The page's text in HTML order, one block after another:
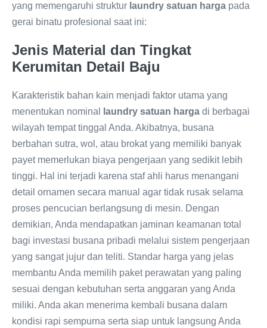
yang memengaruhi struktur laundry satuan harga pada
gerai binatu profesional saat ini:
Jenis Material dan Tingkat
Kerumitan Detail Baju
Karakteristik bahan kain menjadi faktor utama yang
menentukan nominal
laundry satuan harga di berbagai
wilayah tempat tinggal Anda. Akibatnya, busana
berbahan sutra, wol, atau brokat yang memiliki banyak
payet memerlukan biaya pengerjaan yang sedikit lebih
tinggi. Hal ini terjadi karena staf ahli harus menangani
detail ornamen secara manual agar tidak rusak selama
proses pencucian berlangsung di mesin. Dengan
demikian, Anda mendapatkan jaminan keamanan total
bagi investasi busana pribadi melalui sistem pengerjaan
yang sangat jujur dan teliti. Standar harga yang jelas
membantu Anda memilih paket perawatan yang paling
sesuai dengan kebutuhan serta anggaran yang Anda
miliki. Anda akan menerima kembali busana dalam
kondisi rapi sempurna serta siap untuk langsung Anda